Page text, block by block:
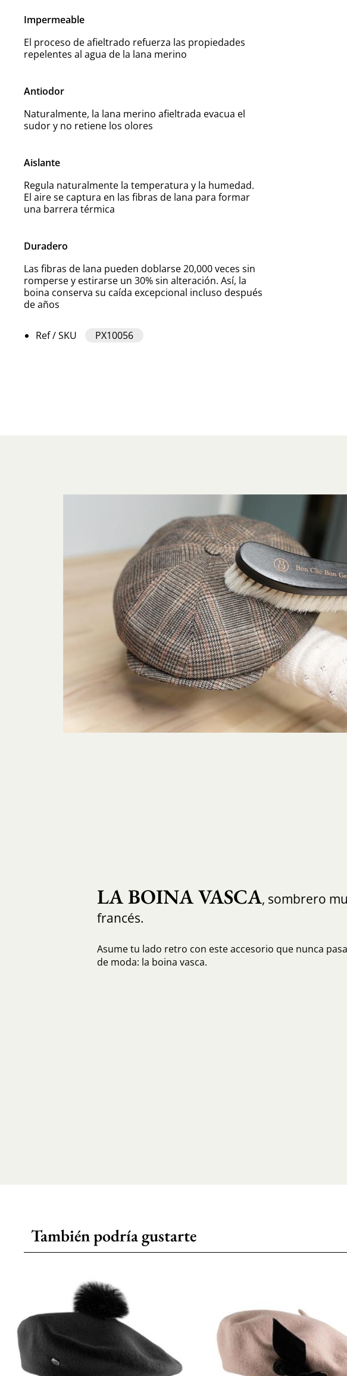
Impermeable
El proceso de afieltrado refuerza las propiedades
repelentes al agua de la lana merino
Antiodor
Naturalmente, la lana merino afieltrada evacua el
sudor y no retiene los olores
Aislante
Regula naturalmente la temperatura y la humedad.
El aire se captura en las fibras de lana para formar
una barrera térmica
Duradero
Las fibras de lana pueden doblarse 20,000 veces sin
romperse y estirarse un 30% sin alteración. Así, la
boina conserva su caída excepcional incluso después
de años
Ref / SKU PX10056
LA BOINA VASCA, sombrero
francés.
Asume tu lado retro con este accesorio que nunca pasa
de moda: la boina vasca.
También podría gustarte